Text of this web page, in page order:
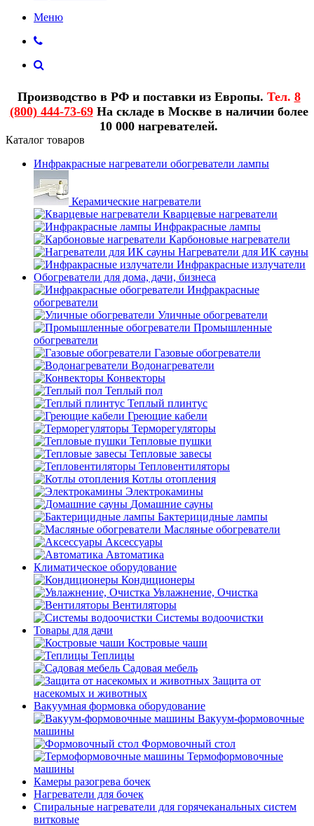
Меню
Производство в РФ и поставки из Европы. Тел. 8
(800) 444-73-69На складе в Москве в наличии более
10 000 нагревателей.
Каталог товаров
Инфракрасные нагреватели обогреватели лампы
Керамические нагреватели
Кварцевые нагреватели
Инфракрасные лампы
Карбоновые нагреватели
Нагреватели для ИК сауны
Инфракрасные излучатели
Обогреватели для дома, дачи, бизнеса
Инфракрасные
обогреватели
Уличные обогреватели
Промышленные
обогреватели
Газовые обогреватели
Водонагреватели
Конвекторы
Теплый пол
Теплый плинтус
Греющие кабели
Терморегуляторы
Тепловые пушки
Тепловые завесы
Тепловентиляторы
Котлы отопления
Электрокамины
Домашние сауны
Бактерицидные лампы
Масляные обогреватели
Аксессуары
Автоматика
Климатическое оборудование
Кондиционеры
Увлажнение, Очистка
Вентиляторы
Системы водоочистки
Товары для дачи
Костровые чаши
Теплицы
Садовая мебель
Защита от
насекомых и животных
Вакуумная формовка оборудование
Вакуум-формовочные
машины
Формовочный стол
Термоформовочные
машины
Камеры разогрева бочек
Нагреватели для бочек
Спиральные нагреватели для горячеканальных систем
витковые